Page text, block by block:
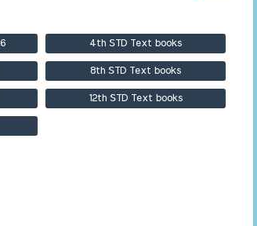
4th STD Text books
8th STD Text books
12th STD Text books